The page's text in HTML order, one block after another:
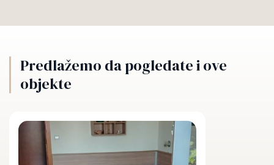
Predlažemo da pogledate i ove
objekte